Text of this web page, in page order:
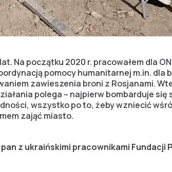
Na początku 2020 r. pracowałem dla
pomocy humanitarnej m.in. dla
zawieszenia broni z Rosjanami.
polega – najpierw bombarduje się
wszystko po to, żeby wzniecić
zająć miasto.
z ukraińskimi pracownikami Fundacji